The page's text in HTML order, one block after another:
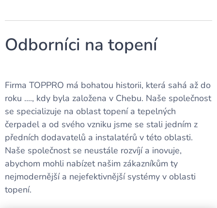
Odborníci na topení
Firma TOPPRO má bohatou historii, která sahá až do
roku ...., kdy byla založena v Chebu. Naše společnost
se specializuje na oblast topení a tepelných
čerpadel a od svého vzniku jsme se stali jedním z
předních dodavatelů a instalatérů v této oblasti.
Naše společnost se neustále rozvíjí a inovuje,
abychom mohli nabízet našim zákazníkům ty
nejmodernější a nejefektivnější systémy v oblasti
topení.